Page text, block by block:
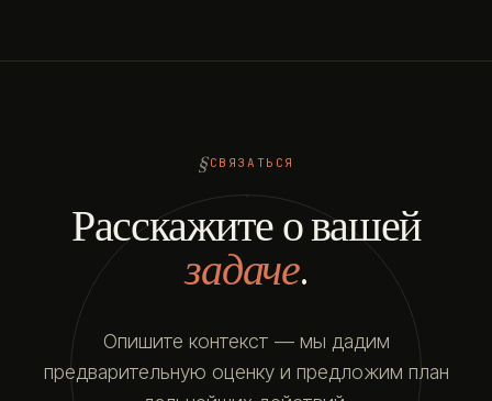
СВЯЗАТЬСЯ
Расскажите о вашей
задаче.
Опишите контекст — мы дадим
предварительную оценку и предложим план